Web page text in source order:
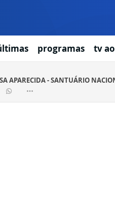
programas tv
APARECIDA - SANTUÁRIO